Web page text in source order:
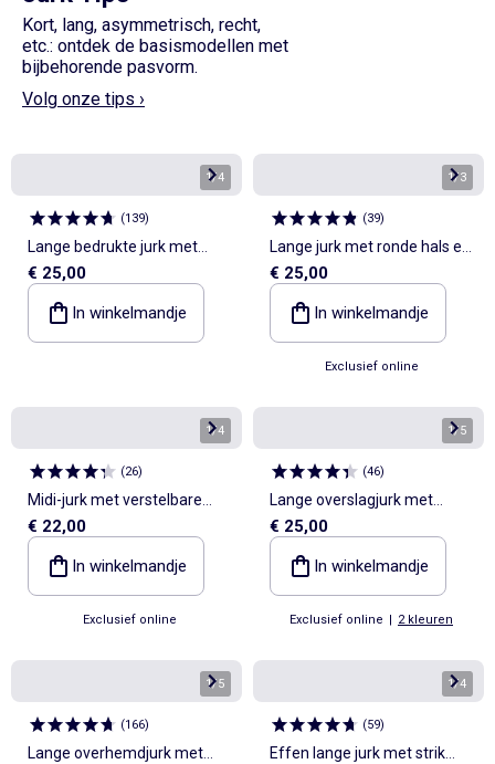
Kort, lang, asymmetrisch, recht,
etc.: ontdek de basismodellen met
bijbehorende pasvorm.
Volg onze tips ›
1/4
(139)
Lange bedrukte jurk met
bandjes
€ 25,00
In winkelmandje
1/3
(39)
Lange jurk met ronde hals en
decolleté
€ 25,00
In winkelmandje
Exclusief online
1/4
(26)
Midi-jurk met verstelbare
bandjes
€ 22,00
In winkelmandje
Exclusief online
1/5
(46)
Lange overslagjurk met
lagen
€ 25,00
In winkelmandje
Exclusief online | 2 kleuren
1/5
(166)
Lange overhemdjurk met
1/4
(59)
Effen lange jurk met strik